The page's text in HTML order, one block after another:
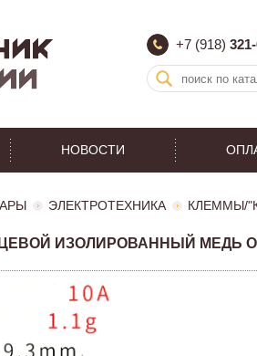
+7 (918)
НОВОСТИ
ЭЛЕКТРОТЕХНИКА КЛЕММЫ/
ИЗОЛИРОВАННЫЙ МЕДЬ